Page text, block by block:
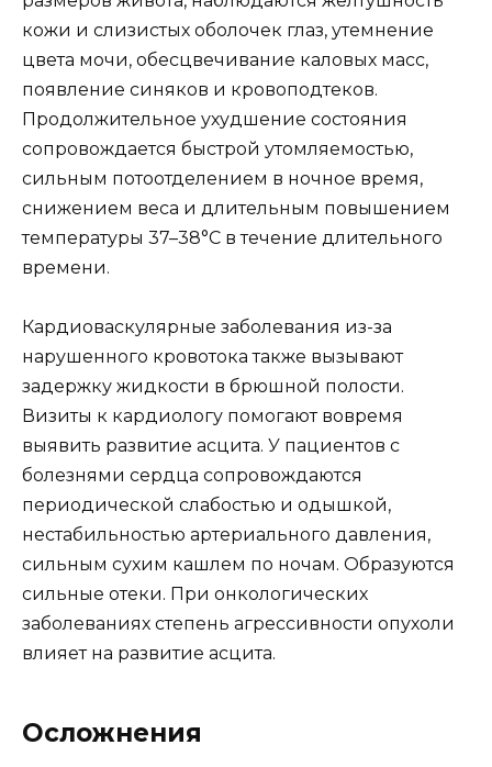
кожи и слизистых оболочек глаз, утемнение
цвета мочи, обесцвечивание каловых масс,
появление синяков и кровоподтеков.
Продолжительное ухудшение состояния
сопровождается быстрой утомляемостью,
сильным потоотделением в ночное время,
снижением веса и длительным повышением
температуры 37–38°C в течение длительного
времени.
Кардиоваскулярные заболевания из-за
нарушенного кровотока также вызывают
задержку жидкости в брюшной полости.
Визиты к кардиологу помогают вовремя
выявить развитие асцита. У пациентов с
болезнями сердца сопровождаются
периодической слабостью и одышкой,
нестабильностью артериального давления,
сильным сухим кашлем по ночам. Образуются
сильные отеки. При онкологических
заболеваниях степень агрессивности опухоли
влияет на развитие асцита.
Осложнения